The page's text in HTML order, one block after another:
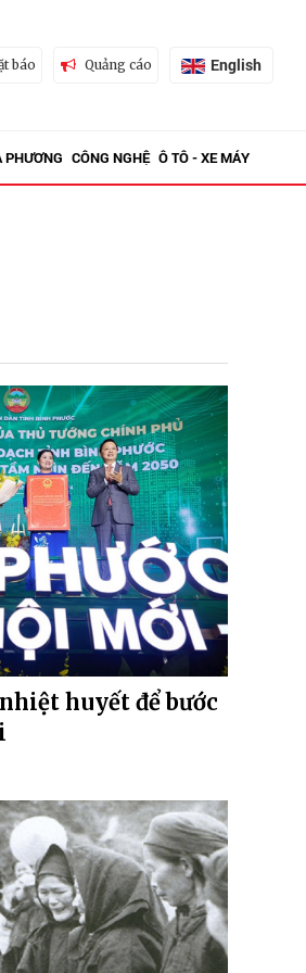
báo Quảng cáo English
CÔNG NGHỆ Ô TÔ - XE MÁY
huyết để bước